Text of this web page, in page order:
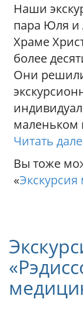
Наши
пара Юля и
Храме
более
Они
маленьком
Читать
Вы тоже
«Экскурсия